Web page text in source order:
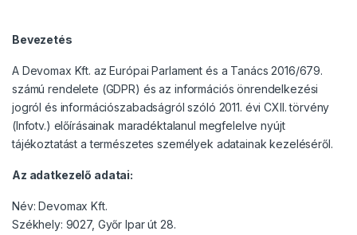
Bevezetés
A Devomax Kft. az Európai Parlament és a Tanács 2016/679.
számú rendelete (GDPR) és az információs önrendelkezési
jogról és információszabadságról szóló 2011. évi CXII. törvény
(Infotv.) előírásainak maradéktalanul megfelelve nyújt
tájékoztatást a természetes személyek adatainak kezeléséről.
Az adatkezelő adatai:
Név: Devomax Kft.
Székhely: 9027, Győr Ipar út 28.